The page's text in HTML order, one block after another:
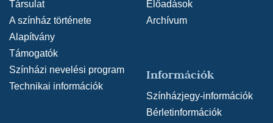
Társulat
A színház története
Alapítvány
Támogatók
Színházi nevelési program
Technikai információk
Előadások
Archívum
Információk
Színházjegy-információk
Bérletinformációk